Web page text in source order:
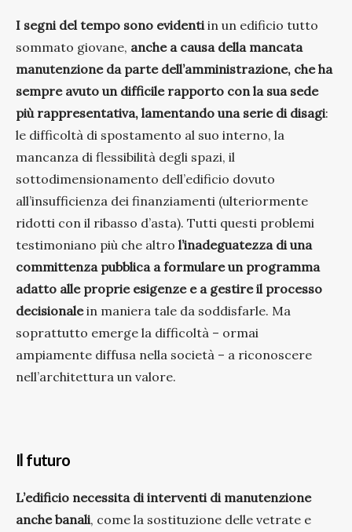
I segni del tempo sono evidenti in un edificio tutto
sommato giovane, anche a causa della mancata
manutenzione da parte dell’amministrazione, che ha
sempre avuto un difficile rapporto con la sua sede
più rappresentativa, lamentando una serie di disagi:
le difficoltà di spostamento al suo interno, la
mancanza di flessibilità degli spazi, il
sottodimensionamento dell’edificio dovuto
all’insufficienza dei finanziamenti (ulteriormente
ridotti con il ribasso d’asta). Tutti questi problemi
testimoniano più che altro l’inadeguatezza di una
committenza pubblica a formulare un programma
adatto alle proprie esigenze e a gestire il processo
decisionalein maniera tale da soddisfarle. Ma
soprattutto emerge la difficoltà – ormai
ampiamente diffusa nella società – a riconoscere
nell’architettura un valore.
Il futuro
L’edificio necessita di interventi di manutenzione
anche banali, come la sostituzione delle vetrate e